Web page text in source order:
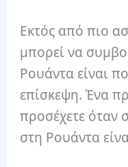
Εκτός από πιο
μπορεί να
Ρουάντα είναι
επίσκεψη.Ένα
προσέχετε όταν
στη Ρουάντα